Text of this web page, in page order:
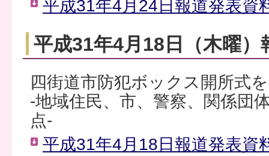
平成31年4月24日報道発表資
平成31年4月18日（木曜）
四街道市防犯ボックス開所式
‐地域住民、市、警察、関係団
点‐
平成31年4月18日報道発表資